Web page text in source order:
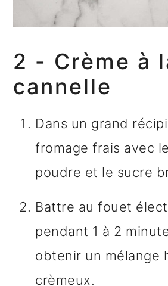
2 - Crème à
cannelle
Dans un grand
fromage frais avec
poudre et le sucre
Battre au fouet
pendant 1 à 2
obtenir un mélange
crèmeux.